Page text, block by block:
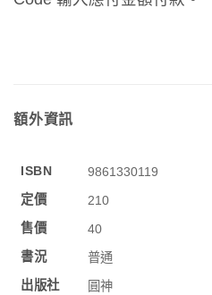
額外資訊
ISBN
9861330119
定價
210
售價
40
書況
普通
出版社
圓神